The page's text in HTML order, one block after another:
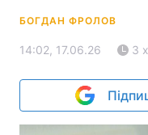
БОГДАН ФРОЛОВ
14:02, 17.06.26 3